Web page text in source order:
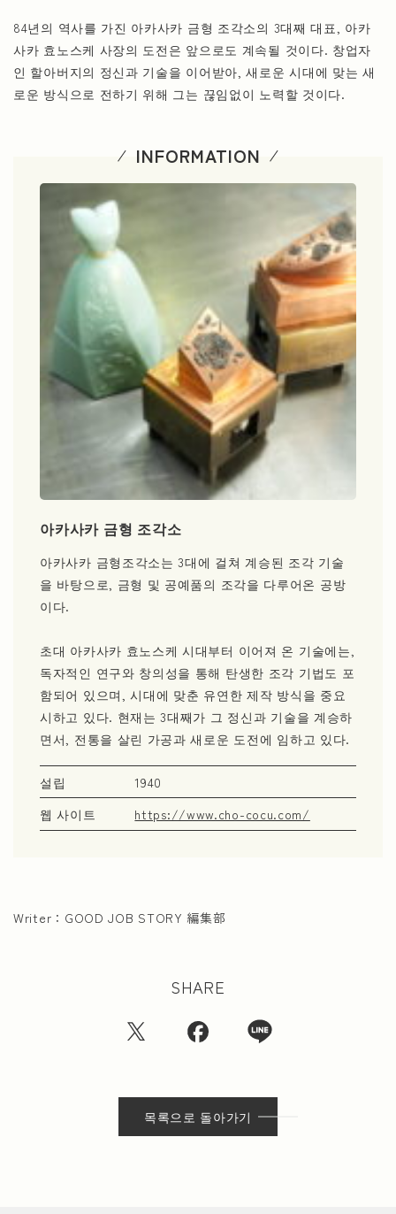
84년의 역사를 가진 아카사카 금형 조각소의 3대째 대표, 아카
사카 효노스케 사장의 도전은 앞으로도 계속될 것이다. 창업자
인 할아버지의 정신과 기술을 이어받아, 새로운 시대에 맞는 새
로운 방식으로 전하기 위해 그는 끊임없이 노력할 것이다.
INFORMATION
아카사카 금형 조각소
아카사카 금형조각소는 3대에 걸쳐 계승된 조각 기술
을 바탕으로, 금형 및 공예품의 조각을 다루어온 공방
이다.
초대 아카사카 효노스케 시대부터 이어져 온 기술에는,
독자적인 연구와 창의성을 통해 탄생한 조각 기법도 포
함되어 있으며, 시대에 맞춘 유연한 제작 방식을 중요
시하고 있다. 현재는 3대째가 그 정신과 기술을 계승하
면서, 전통을 살린 가공과 새로운 도전에 임하고 있다.
설립
1940
웹 사이트
https://www.cho-cocu.com/
Writer： GOOD JOB STORY 編集部
SHARE
목록으로 돌아가기